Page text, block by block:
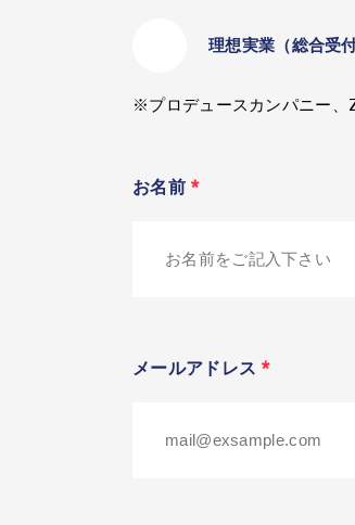
理想実業（総合受付
※プロデュースカンパニー、
お名前 *
メールアドレス *